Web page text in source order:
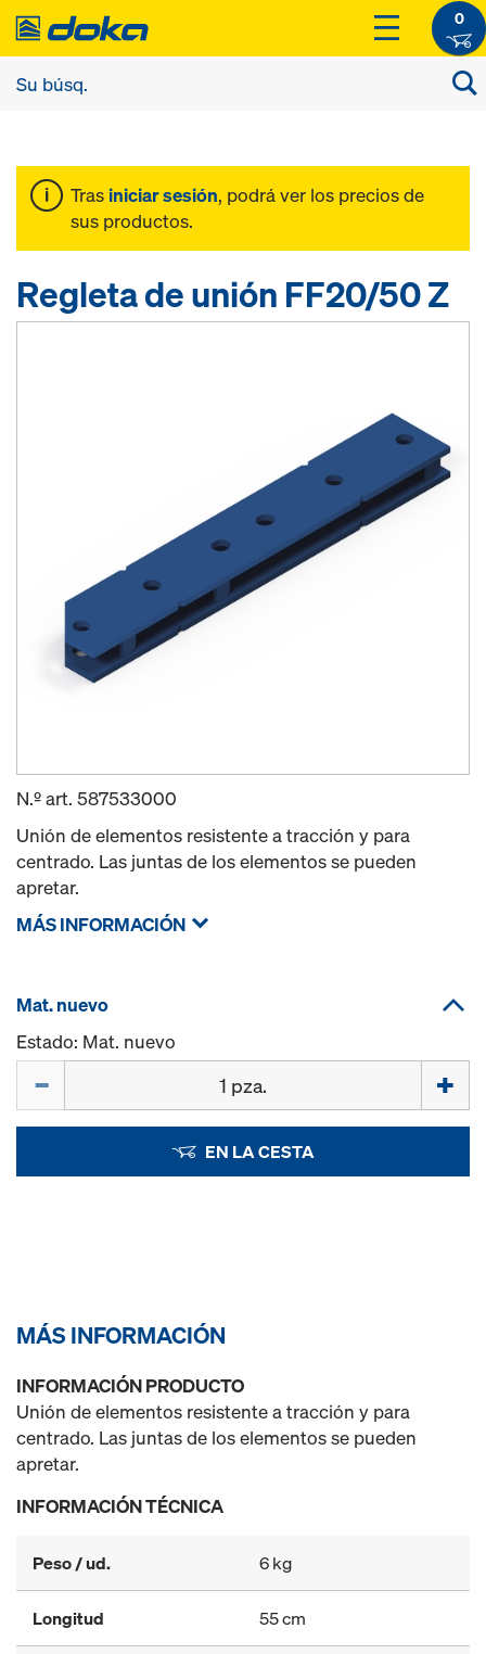
0
Tras iniciar sesión, podrá ver los precios de
sus productos.
Regleta de unión FF20/50 Z
N.º art. 587533000
Unión de elementos resistente a tracción y para
centrado. Las juntas de los elementos se pueden
apretar.
MÁS INFORMACIÓN
Mat. nuevo
Estado: Mat. nuevo
EN LA CESTA
MÁS INFORMACIÓN
INFORMACIÓN PRODUCTO
Unión de elementos resistente a tracción y para
centrado. Las juntas de los elementos se pueden
apretar.
INFORMACIÓN TÉCNICA
Peso / ud. 6 kg
Longitud 55 cm